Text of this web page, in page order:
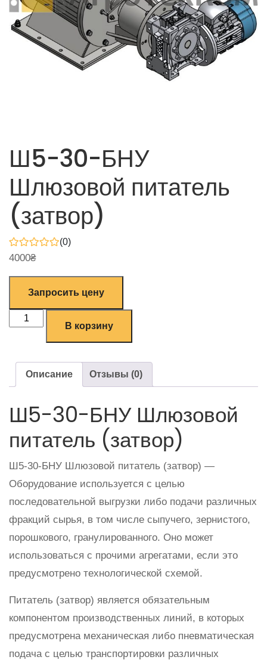
Ш5-30-БНУ
Шлюзовой питатель
(затвор)
(0)
4000₴
Запросить цену
В корзину
Описание Отзывы (0)
Ш5-30-БНУ Шлюзовой
питатель (затвор)
Ш5-30-БНУ Шлюзовой питатель (затвор) —
Оборудование используется с целью
последовательной выгрузки либо подачи различных
фракций сырья, в том числе сыпучего, зернистого,
порошкового, гранулированного. Оно может
использоваться с прочими агрегатами, если это
предусмотрено технологической схемой.
Питатель (затвор) является обязательным
компонентом производственных линий, в которых
предусмотрена механическая либо пневматическая
подача с целью транспортировки различных